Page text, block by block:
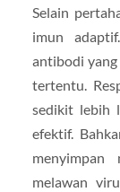
Selain
imun
antibodi
tertentu.
sedikit lebih
efektif.
menyimpan
melawan